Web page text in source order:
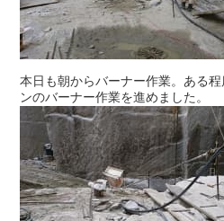
本日も朝からバーナー作業。ある
ンのバーナー作業を進めました。